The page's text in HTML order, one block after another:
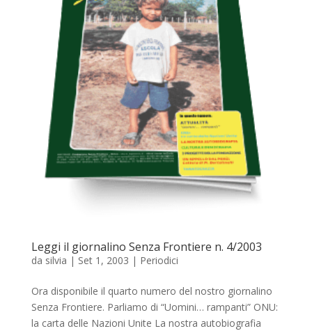
Leggi il giornalino Senza Frontiere n. 4/2003
da silvia | Set 1, 2003 | Periodici
Ora disponibile il quarto numero del nostro giornalino
Senza Frontiere. Parliamo di “Uomini… rampanti” ONU:
la carta delle Nazioni Unite La nostra autobiografia